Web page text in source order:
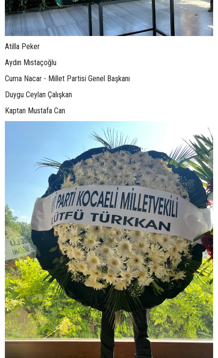
Atilla Peker
Aydın Mıstaçoğlu
Cuma Nacar - Millet Partisi Genel Başkanı
Duygu Ceylan Çalışkan
Kaptan Mustafa Can